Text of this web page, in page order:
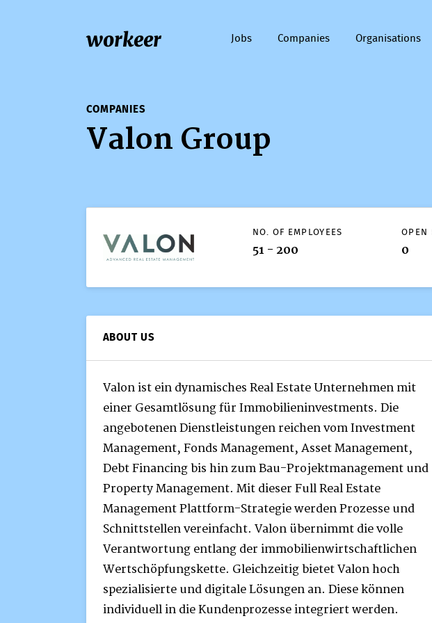
workeer Jobs Companies Organisations
COMPANIES
Valon Group
COMPANIES
NO. OF EMPLOYEES
51 - 200
OPEN
0
ABOUT US
Valon ist ein dynamisches Real Estate Unternehmen mit
einer Gesamtlösung für Immobilieninvestments. Die
angebotenen Dienstleistungen reichen vom Investment
Management, Fonds Management, Asset Management,
Debt Financing bis hin zum Bau-Projektmanagement und
Property Management. Mit dieser Full Real Estate
Management Plattform-Strategie werden Prozesse und
Schnittstellen vereinfacht. Valon übernimmt die volle
Verantwortung entlang der immobilienwirtschaftlichen
Wertschöpfungskette. Gleichzeitig bietet Valon hoch
spezialisierte und digitale Lösungen an. Diese können
individuell in die Kundenprozesse integriert werden.